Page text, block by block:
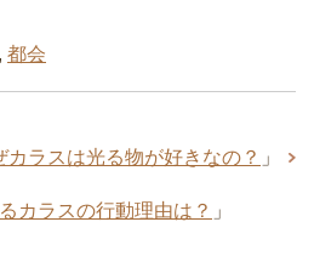
, 都会
カラスは光る物が好きなの？ 」
カラスの行動理由は？ 」